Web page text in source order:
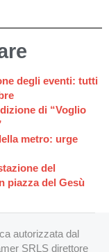
degli eventi: tutti
di “Voglio
metro: urge
del
piazza del Gesù
autorizzata dal
SRLS direttore